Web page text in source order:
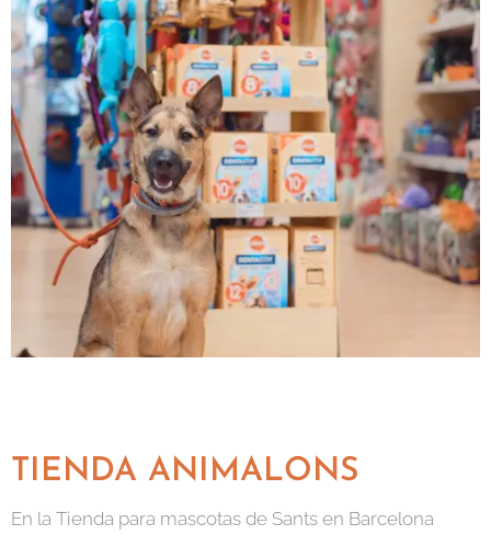
TIENDA ANIMALONS
En la Tienda para mascotas de Sants en Barcelona